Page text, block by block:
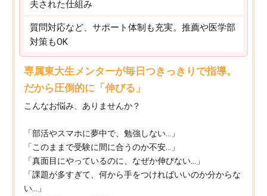
夫された仕組み
質問対応など、サポート体制も充実。推薦や医学部
対策もOK
専属東大生メンターが毎日つきっきりで指導。
だから圧倒的に「伸びる」
こんなお悩み、ありませんか？
「部活やスマホに夢中で、勉強しない…」
「このままで受験に間に合うのか不安…」
「真面目にやっているのに、なぜか伸びない…」
「課題が多すぎて、何から手をつければいいのか分からな
い…」